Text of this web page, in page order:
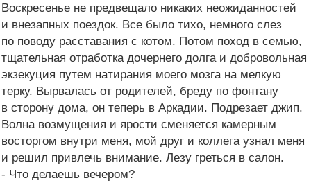
Воскресенье не предвещало никаких неожиданностей
и внезапных поездок. Все было тихо, немного слез
по поводу расставания с котом. Потом поход в семью,
тщательная отработка дочернего долга и добровольная
экзекуция путем натирания моего мозга на мелкую
терку. Вырвалась от родителей, бреду по фонтану
в сторону дома, он теперь в Аркадии. Подрезает джип.
Волна возмущения и ярости сменяется камерным
восторгом внутри меня, мой друг и коллега узнал меня
и решил привлечь внимание. Лезу греться в салон.
- Что делаешь вечером?